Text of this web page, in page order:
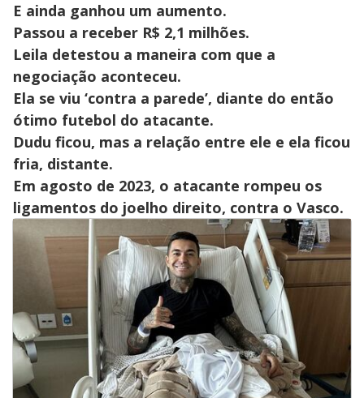
E ainda ganhou um aumento.
Passou a receber R$ 2,1 milhões.
Leila detestou a maneira com que a
negociação aconteceu.
Ela se viu ‘contra a parede’, diante do então
ótimo futebol do atacante.
Dudu ficou, mas a relação entre ele e ela ficou
fria, distante.
Em agosto de 2023, o atacante rompeu os
ligamentos do joelho direito, contra o Vasco.